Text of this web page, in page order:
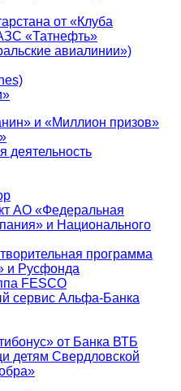
от «Клуба
«Татнефть»
авиалинии»)
и «Миллион призов»
деятельность
АО «Федеральная
и Национального
программа
и Русфонда
FESCO
сервис Альфа-Банка
от Банка ВТБ
детям Свердловской